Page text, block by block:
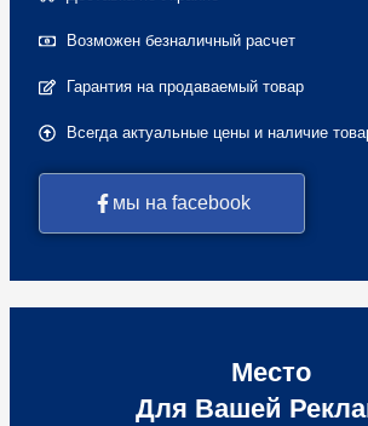
Возможен безналичный расчет
Гарантия на продаваемый товар
Всегда актуальные цены и наличие
мы на facebook
Место
Для Вашей